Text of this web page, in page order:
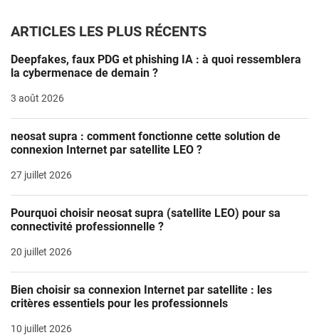
ARTICLES LES PLUS RÉCENTS
Deepfakes, faux PDG et phishing IA : à quoi ressemblera
la cybermenace de demain ?
3 août 2026
neosat supra : comment fonctionne cette solution de
connexion Internet par satellite LEO ?
27 juillet 2026
Pourquoi choisir neosat supra (satellite LEO) pour sa
connectivité professionnelle ?
20 juillet 2026
Bien choisir sa connexion Internet par satellite : les
critères essentiels pour les professionnels
10 juillet 2026